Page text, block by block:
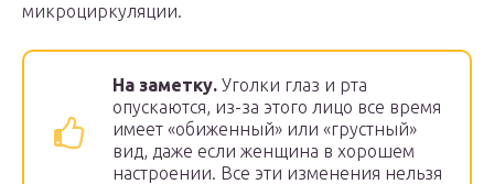
микроциркуляции.
На заметку. Уголки глаз и рта
опускаются, из-за этого лицо все время
имеет «обиженный» или «грустный»
вид, даже если женщина в хорошем
настроении. Все эти изменения нельзя